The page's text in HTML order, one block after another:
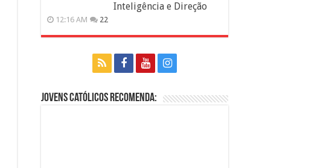
Inteligência e Direção
12:16 AM 22
Jovens Católicos Recomenda: